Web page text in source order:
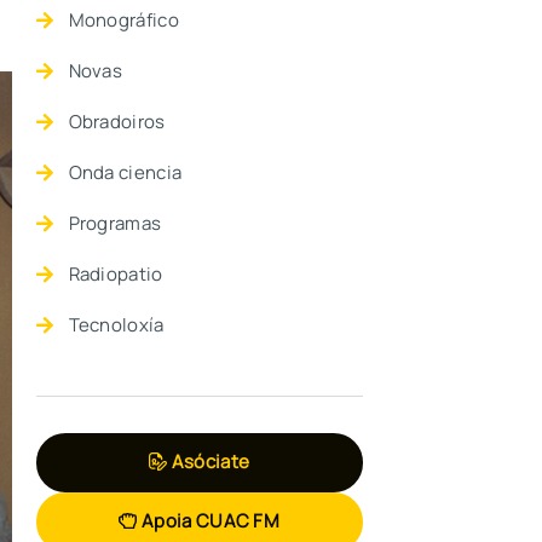
Monográfico
Novas
Obradoiros
Onda ciencia
Programas
Radiopatio
Tecnoloxía
Asóciate
Apoia CUAC FM